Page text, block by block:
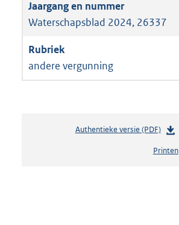
Waterschapsblad 2024, 26337
andere vergunning
Authentieke versie (PDF)b
s
Printen